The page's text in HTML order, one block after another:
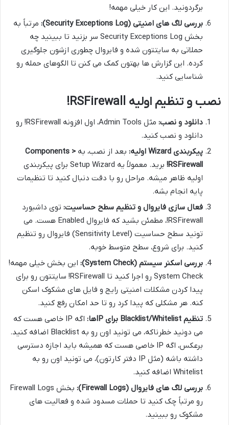
برگردونید. این کار خیلی مهمه!
بررسی لاگ های امنیتی (Security Exceptions Log):
مرتباً به
بخش Security Exceptions Log سر بزنید تا ببینید چه
حملاتی به سایتتون شده و فایروال چطوری ازشون جلوگیری
کرده. این گزارش ها بهتون کمک می کنن تا الگوهای حمله رو
شناسایی کنید.
نصب و تنظیم اولیه RSFirewall!
دانلود و نصب:
مثل Admin Tools، اول افزونه RSFirewall! رو
دانلود و نصب کنید.
پیکربندی Wizard اولیه:
بعد از نصب، به Components >
RSFirewall!
برید. معمولاً یه Setup Wizard برای پیکربندی
اولیه ظاهر میشه. مراحل رو با دقت دنبال کنید تا تنظیمات
پایه انجام بشه.
فعال سازی فایروال و تنظیم سطح حساسیت: توی داشبورد
RSFirewall!، مطمئن بشید که فایروال Enabled هست. می
تونید سطح حساسیت (Sensitivity Level) فایروال رو تنظیم
کنید. برای شروع، سطح متوسط خوبه.
بررسی اسکنر سیستم (System Check):
این بخش خیلی مهمه!
System Check رو اجرا کنید تا RSFirewall! سایتتون رو برای
پیدا کردن مشکلات امنیتی رایج و فایل های مشکوک اسکن
کنه. هر مشکلی که پیدا کرد رو تا حد امکان رفع کنید.
تنظیم Blacklist/Whitelist برای IPها:
اگه IP خاصی هست که
می دونید خطرناکه، می تونید اون رو به Blacklist اضافه کنید.
برعکس، اگه IP خاصی هست که همیشه باید اجازه دسترسی
داشته باشه (مثل IP دفتر کارتون)، می تونید اون رو به
Whitelist اضافه کنید.
بررسی لاگ های فایروال (Firewall Logs):
بخش Firewall Logs
رو مرتباً چک کنید تا حملات مسدود شده و فعالیت های
مشکوک رو ببینید.